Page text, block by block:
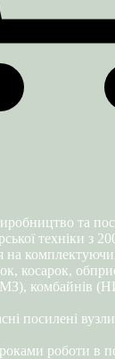
та
техніки з
на
косарок,
комбайнів
посилені
роботи в